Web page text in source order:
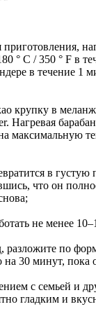
° C / 350 ° F в
в течение 1
крупку в
Нагревая
максимальную
в густую
что он
не менее
разложите по
30 минут, пока
с семьей и
гладким и